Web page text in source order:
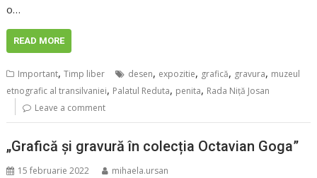
o…
READ MORE
Important,Timp liber desen, expozitie, grafică, gravura, muzeul
etnografic al transilvaniei, Palatul Reduta, penita, Rada Niță Josan
Leave a comment
„Grafică și gravură în colecția Octavian Goga”
15 februarie 2022 mihaela.ursan